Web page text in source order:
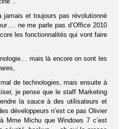
jamais et toujours pas révolutionné
ne me parle pas d’Office 2010
les fonctionnalités qui vont faire
mais là encore on sont les
de technologies, mais ensuite à
je pense que le staff Marketing
la sauce à des utilisateurs et
développeurs n’est ce pas Olivier
Mme Michu que Windows 7 c’est